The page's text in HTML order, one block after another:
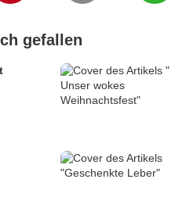
gefallen